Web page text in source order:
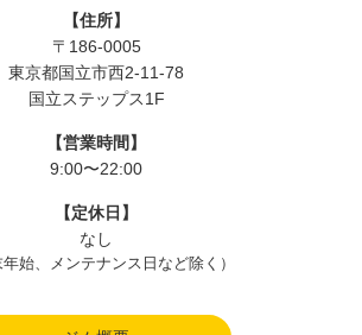
【住所】
〒186-0005
東京都国立市西2-11-78
国立ステップス1F
【営業時間】
9:00〜22:00
【定休日】
なし
年始、メンテナンス日など除く）